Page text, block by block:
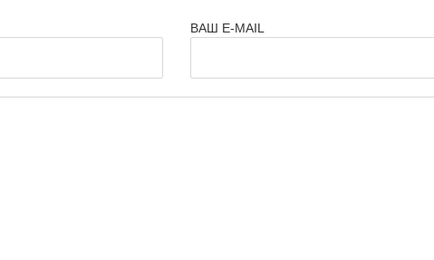
ВАШ E-MAIL